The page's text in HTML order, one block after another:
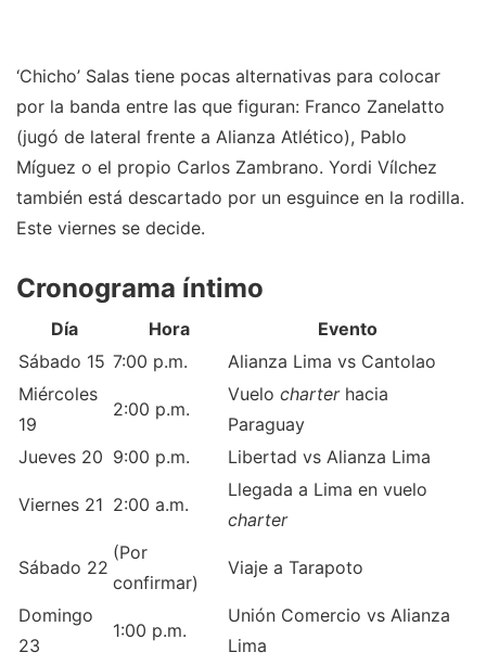
‘Chicho’ Salas tiene pocas alternativas para colocar
por la banda entre las que figuran: Franco Zanelatto
(jugó de lateral frente a Alianza Atlético), Pablo
Míguez o el propio Carlos Zambrano. Yordi Vílchez
también está descartado por un esguince en la rodilla.
Este viernes se decide.
Cronograma íntimo
Día Hora
Evento
Sábado 15 7:00 p.m.
Alianza Lima vs Cantolao
Miércoles
19
2:00 p.m.
Vuelo charterhacia
Paraguay
Jueves 20 9:00 p.m. Libertad vs Alianza Lima
Viernes 21 2:00 a.m.
Llegada a Lima en vuelo
charter
Sábado 22
(Por
confirmar)
Viaje a Tarapoto
Domingo
23
1:00 p.m.
Unión Comercio vs Alianza
Lima